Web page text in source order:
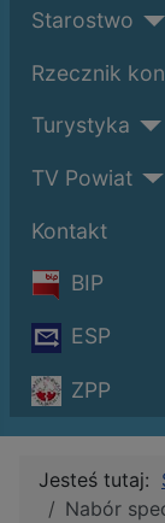
Starostwo
Rzecznik
Turystyka
TV Powiat
Kontakt
BIP
ESP
ZPP
Jesteś tutaj:
Nabór